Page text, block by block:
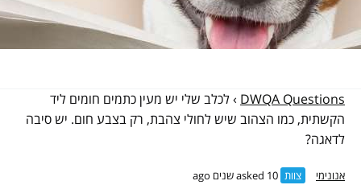
DWQA Questions
›לכלב שלי יש מעין כתמים חומים ליד
הקשתית, כמו הצהוב שיש לחולי צהבת, רק בצבע חום. יש סיבה
לדאגה?
אנונימי צוות